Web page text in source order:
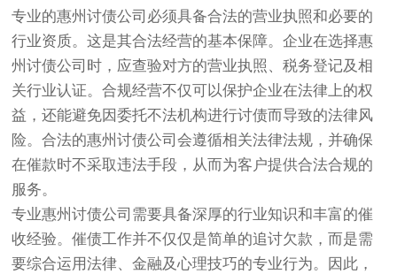
专业的惠州讨债公司 必须具备合法的营业执照和必要的
行业资质。这是其合法经营的基本保障。企业在选择惠
州讨债公司时，应查验对方的营业执照、税务登记及相
关行业认证。合规经营不仅可以保护企业在法律上的权
益，还能避免因委托不法机构进行讨债而导致的法律风
险。合法的惠州讨债公司会遵循相关法律法规，并确保
在催款时不采取违法手段，从而为客户提供合法合规的
服务。
专业惠州讨债公司需要具备深厚的行业知识和丰富的催
收经验。催债工作并不仅仅是简单的追讨欠款，而是需
要综合运用法律、金融及心理技巧的专业行为。因此，